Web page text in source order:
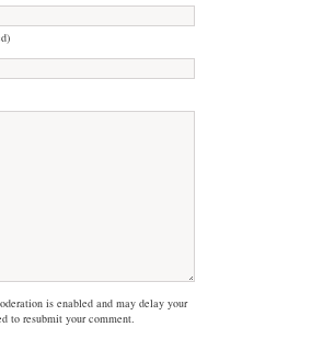
is enabled and may delay your
to resubmit your comment.